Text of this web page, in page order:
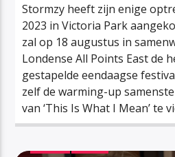
Stormzy heeft zijn enige
2023 in Victoria Park
zal op 18 augustus in
Londense All Points East de
gestapelde eendaagse
zelf de warming-up
van ‘This Is What I Mean’ te